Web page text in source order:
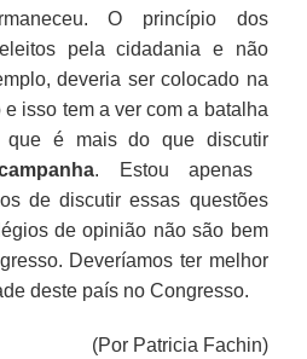
O princípio dos
pela cidadania e não
deveria ser colocado na
isso tem a ver com a batalha
que é mais do que discutir
. Estou apenas
de discutir essas questões
de opinião não são bem
Deveríamos ter melhor
deste país no Congresso.
(Por Patricia Fachin)